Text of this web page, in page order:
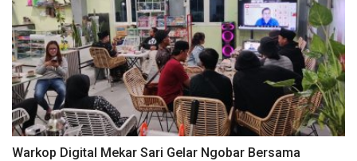
Warkop Digital Mekar Sari Gelar Ngobar Bersama